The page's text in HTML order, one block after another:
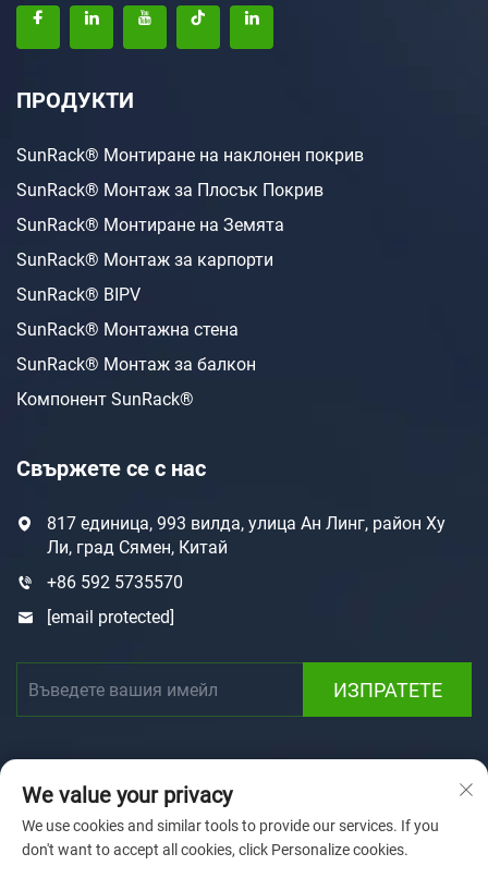
ПРОДУКТИ
SunRack® Монтиране на наклонен покрив
SunRack® Монтаж за Плосък Покрив
SunRack® Монтиране на Земята
SunRack® Монтаж за карпорти
SunRack® BIPV
SunRack® Монтажна стена
SunRack® Монтаж за балкон
Компонент SunRack®
Свържете се с нас
817 единица, 993 вилда, улица Ан Линг, район Ху
Ли, град Сямен, Китай
+86 592 5735570
[email protected]
ИЗПРАТЕТЕ
Права на автора © 2025 от Xiamen Sunforson Power Co.,
We value your privacy
We use cookies and similar tools to provide our services. If you
don't want to accept all cookies, click Personalize cookies.